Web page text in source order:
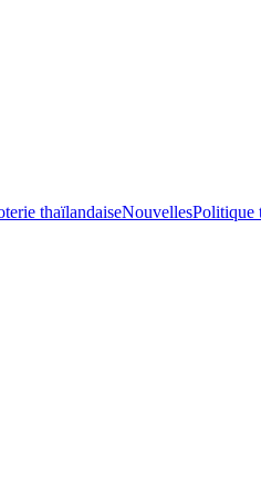
thaïlandaiseNouvellesPolitique